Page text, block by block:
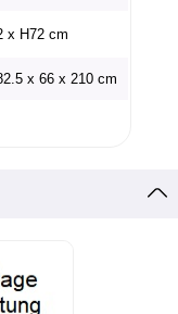
x H72 cm
x 66 x 210 cm